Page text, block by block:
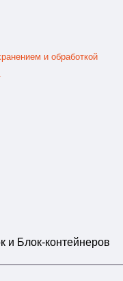
и обработкой
и Блок-контейнеров